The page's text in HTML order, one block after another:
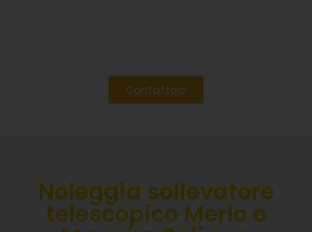
Contattaci
Noleggia sollevatore
telescopico Merlo o